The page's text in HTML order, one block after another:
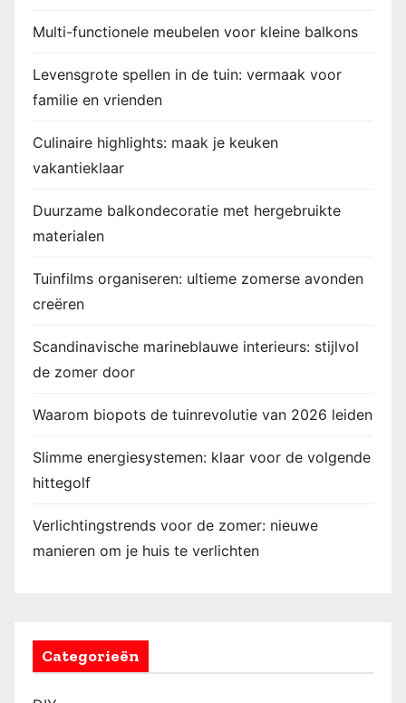
Multi-functionele meubelen voor kleine balkons
Levensgrote spellen in de tuin: vermaak voor
familie en vrienden
Culinaire highlights: maak je keuken
vakantieklaar
Duurzame balkondecoratie met hergebruikte
materialen
Tuinfilms organiseren: ultieme zomerse avonden
creëren
Scandinavische marineblauwe interieurs: stijlvol
de zomer door
Waarom biopots de tuinrevolutie van 2026 leiden
Slimme energiesystemen: klaar voor de volgende
hittegolf
Verlichtingstrends voor de zomer: nieuwe
manieren om je huis te verlichten
Categorieën